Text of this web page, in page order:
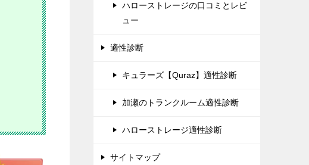
ハローストレージの口コミとレビ
ュー
適性診断
キュラーズ【Quraz】適性診断
加瀬のトランクルーム適性診断
ハローストレージ適性診断
サイトマップ